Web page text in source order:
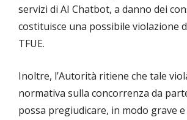
servizi di AI Chatbot, a danno dei
costituisce una possibile violazione
TFUE.
Inoltre, l’Autorità ritiene che tale
normativa sulla concorrenza da
possa pregiudicare, in modo grave